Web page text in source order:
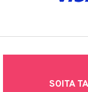
SOITA